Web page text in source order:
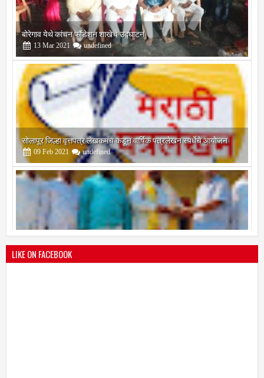
13 Mar 2021 undefined
सोलापूर जिल्हा वृत्तपत्र लेखकमंच कडून वार्षिक पत्रलेखन स्पर्धेचे आयोजन
09 2021 undefined
श्री मल्लिकार्जुन प्रशालेकडून उमाकांत गाढवे यांचा सत्कार
25 undefined
LIKE ON FACEBOOK